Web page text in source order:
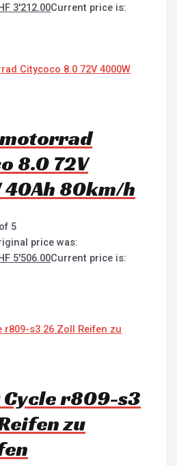
3'212.00Current price is:
8.0 72V
80km/h
5
price was:
5'506.00Current price is:
r809-s3
zu